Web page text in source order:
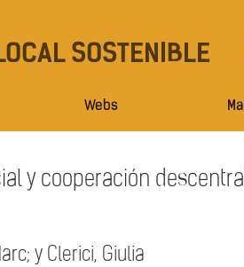
SOSTENIBLE
Webs
y cooperación
y Clerici, Giulia